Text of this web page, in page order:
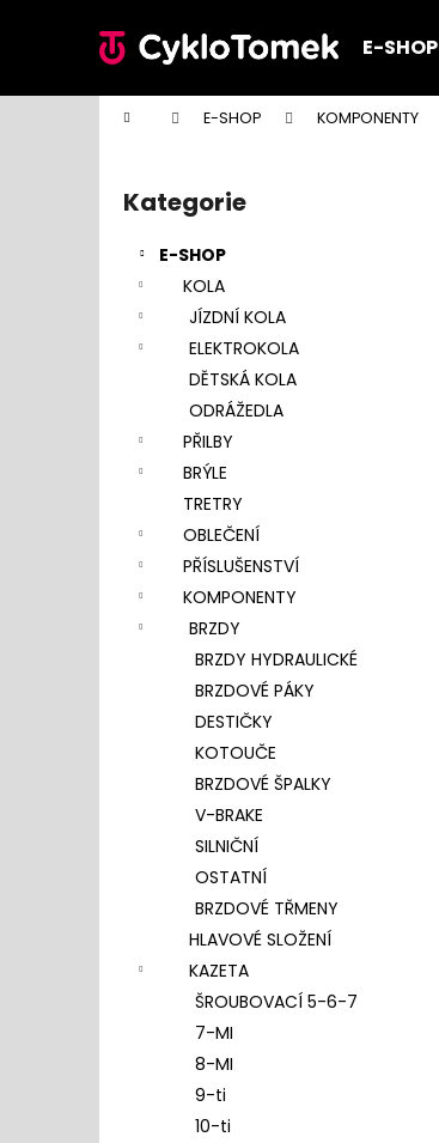
E-SHOP
Domů E-SHOP KOMPONENTY
Přeskočit
kategorie
Kategorie
E-SHOP
KOLA
JÍZDNÍ KOLA
ELEKTROKOLA
DĚTSKÁ KOLA
ODRÁŽEDLA
PŘILBY
BRÝLE
TRETRY
OBLEČENÍ
PŘÍSLUŠENSTVÍ
KOMPONENTY
BRZDY
BRZDY HYDRAULICKÉ
BRZDOVÉ PÁKY
DESTIČKY
KOTOUČE
BRZDOVÉ ŠPALKY
V-BRAKE
SILNIČNÍ
OSTATNÍ
BRZDOVÉ TŘMENY
HLAVOVÉ SLOŽENÍ
KAZETA
ŠROUBOVACÍ 5-6-7
7-MI
8-MI
9-ti
10-ti
í
Zpět
do
Zpět
do